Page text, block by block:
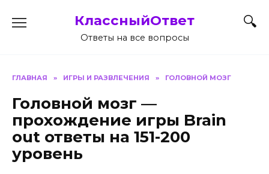
КлассныйОтвет
Ответы на все вопросы
ГЛАВНАЯ » ИГРЫ И РАЗВЛЕЧЕНИЯ » ГОЛОВНОЙ МОЗГ
Головной мозг —
прохождение игры Brain
out ответы на 151-200
уровень